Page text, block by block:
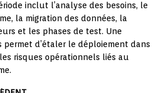
inclut l’analyse des besoins, le
la migration des données, la
et les phases de test. Une
permet d’étaler le déploiement dans
risques opérationnels liés au